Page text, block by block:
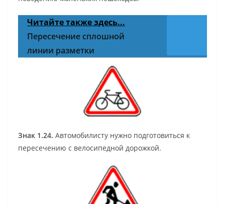
Читайте также здесь...
Пересечение сплошной
линии разметки
Знак 1.24. Автомобилисту нужно подготовиться к
пересечению с велосипедной дорожкой.